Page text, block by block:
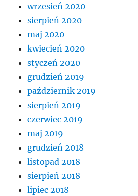
wrzesień 2020
sierpień 2020
maj 2020
kwiecień 2020
styczeń 2020
grudzień 2019
październik 2019
sierpień 2019
czerwiec 2019
maj 2019
grudzień 2018
listopad 2018
sierpień 2018
lipiec 2018